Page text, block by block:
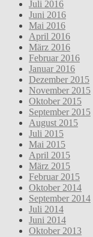
Juli 2016
Juni 2016
Mai 2016
April 2016
März 2016
Februar 2016
Januar 2016
Dezember 2015
November 2015
Oktober 2015
September 2015
August 2015
Juli 2015
Mai 2015
April 2015
März 2015
Februar 2015
Oktober 2014
September 2014
Juli 2014
Juni 2014
Oktober 2013